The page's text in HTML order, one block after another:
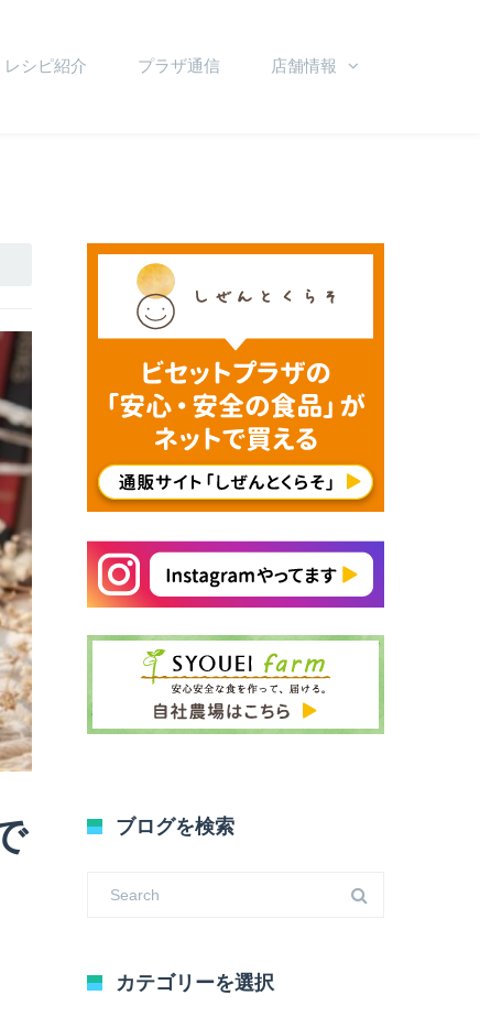
レシピ紹介 プラザ通信 店舗情報
ブログを検索
カテゴリーを選択